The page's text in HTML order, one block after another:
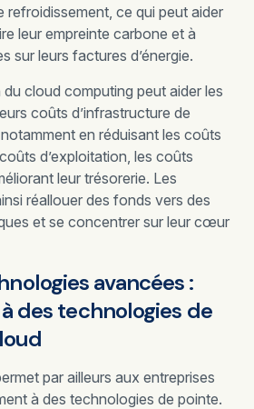
refroidissement, ce qui peut aider
leur empreinte carbone et à
sur leurs factures d’énergie.
du cloud computing peut aider les
coûts d’infrastructure de
en réduisant les coûts
d’exploitation, les coûts
leur trésorerie. Les
réallouer des fonds vers des
et se concentrer sur leur cœur
avancées :
des technologies de
par ailleurs aux entreprises
à des technologies de pointe.